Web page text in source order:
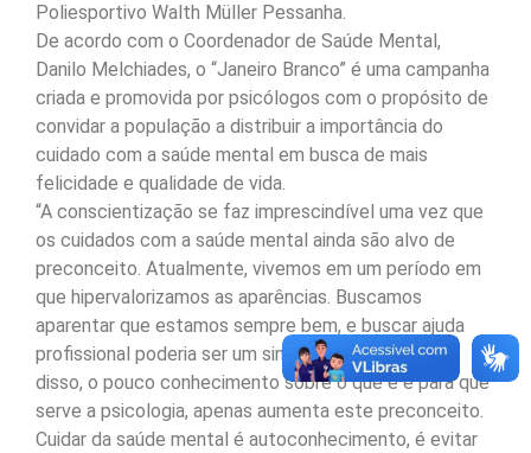
Poliesportivo Walth Müller Pessanha.
De acordo com o Coordenador de Saúde Mental,
Danilo Melchiades, o “Janeiro Branco” é uma campanha
criada e promovida por psicólogos com o propósito de
convidar a população a distribuir a importância do
cuidado com a saúde mental em busca de mais
felicidade e qualidade de vida.
“A conscientização se faz imprescindível uma vez que
os cuidados com a saúde mental ainda são alvo de
preconceito. Atualmente, vivemos em um período em
que hipervalorizamos as aparências. Buscamos
aparentar que estamos sempre bem, e buscar ajuda
profissional poderia ser um sinal de fraqueza. Além
disso, o pouco conhecimento sobre o que é e para que
serve a psicologia, apenas aumenta este preconceito.
Cuidar da saúde mental é autoconhecimento, é evitar